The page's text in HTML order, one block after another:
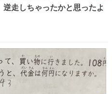
走しちゃったかと思ったよ